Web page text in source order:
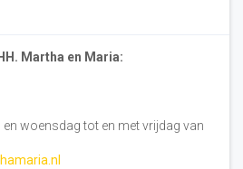
Martha en Maria:
woensdag tot en met vrijdag van